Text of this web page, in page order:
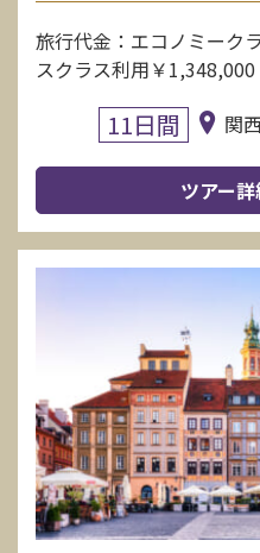
旅行代金：エコノミーク
スクラス利用￥1,348,000
11日間 関
ツアー